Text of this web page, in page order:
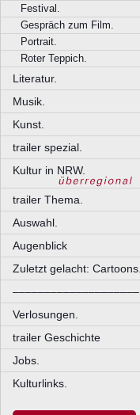
Festival.
Gespräch zum Film.
Portrait.
Roter Teppich.
Literatur.
Musik.
Kunst.
trailer spezial.
Kultur in NRW.
trailer Thema.
Auswahl.
Augenblick
Zuletzt gelacht: Cartoons.
––––––––––––––––––––
Verlosungen.
trailer Geschichte
Jobs.
Kulturlinks.